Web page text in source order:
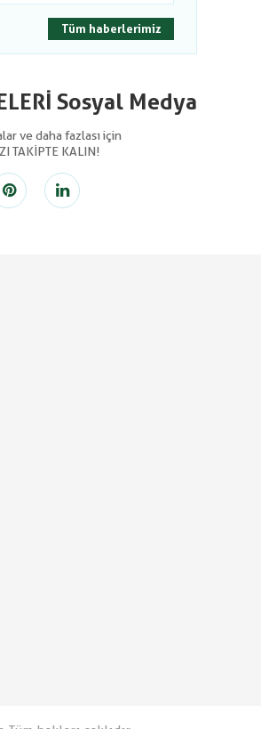
Tüm haberlerimiz
Sosyal Medya
ve daha fazlası için
TAKİPTE KALIN!